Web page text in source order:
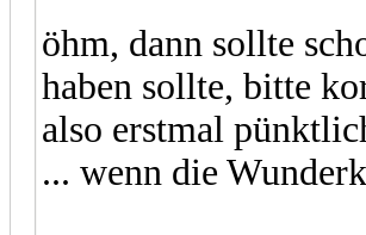
öhm, dann sollte
haben sollte, bitte
also erstmal
... wenn die